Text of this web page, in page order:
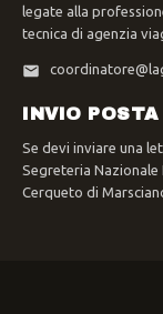
legate alla
tecnica di agenzia
INVIO POSTA
Se devi inviare una
Segreteria Nazionale
Cerqueto di